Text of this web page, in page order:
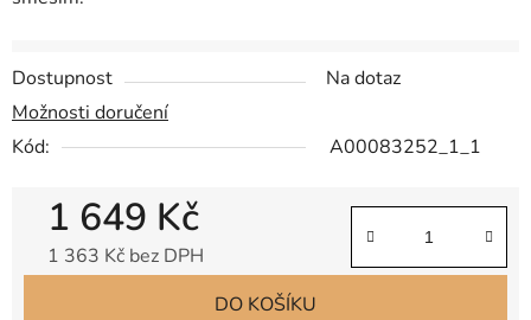
Dostupnost
Na dotaz
Možnosti doručení
Kód:
A00083252_1_1
1 649 Kč
1 363 Kč bez DPH
DO KOŠÍKU